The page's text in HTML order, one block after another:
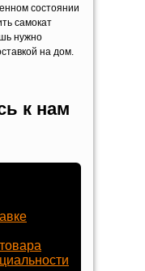
состоянии
самокат
нужно
на дом.
к нам